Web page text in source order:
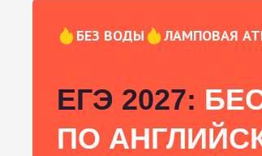
БЕЗ ВОДЫ ЛАМПОВАЯ
ЕГЭ 2027:
ПО